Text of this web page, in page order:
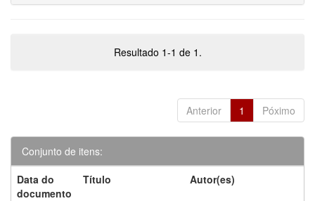
Resultado 1-1 de 1.
Anterior 1 Póximo
Conjunto de itens:
Data do
documento
Título Autor(es)